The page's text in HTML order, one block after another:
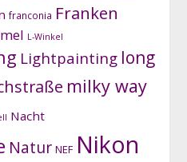
franconia Franken
L-Winkel
Lightpainting long
milky way
Nacht
Natur NEF Nikon